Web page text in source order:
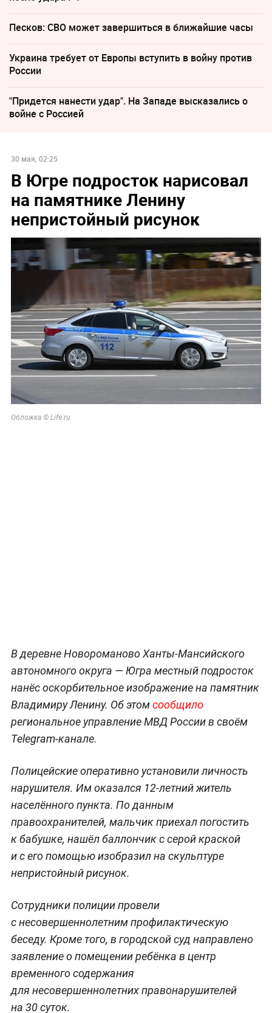
Песков: СВО может завершиться в ближайшие часы
Украина требует от Европы вступить в войну против
России
"Придется нанести удар". На Западе высказались о
войне с Россией
30 мая, 02:25
В Югре подросток нарисовал
на памятнике Ленину
непристойный рисунок
Обложка © Life.ru
В деревне Новороманово Ханты-Мансийского
автономного округа — Югра местный подросток
нанёс оскорбительное изображение на памятник
Владимиру Ленину. Об этомсообщило
региональное управление МВД России в своём
Telegram-канале.
Полицейские оперативно установили личность
нарушителя. Им оказался 12-летний житель
населённого пункта. По данным
правоохранителей, мальчик приехал погостить
к бабушке, нашёл баллончик с серой краской
и с его помощью изобразил на скульптуре
непристойный рисунок.
Сотрудники полиции провели
с несовершеннолетним профилактическую
беседу. Кроме того, в городской суд направлено
заявление о помещении ребёнка в центр
временного содержания
для несовершеннолетних правонарушителей
на 30 суток.